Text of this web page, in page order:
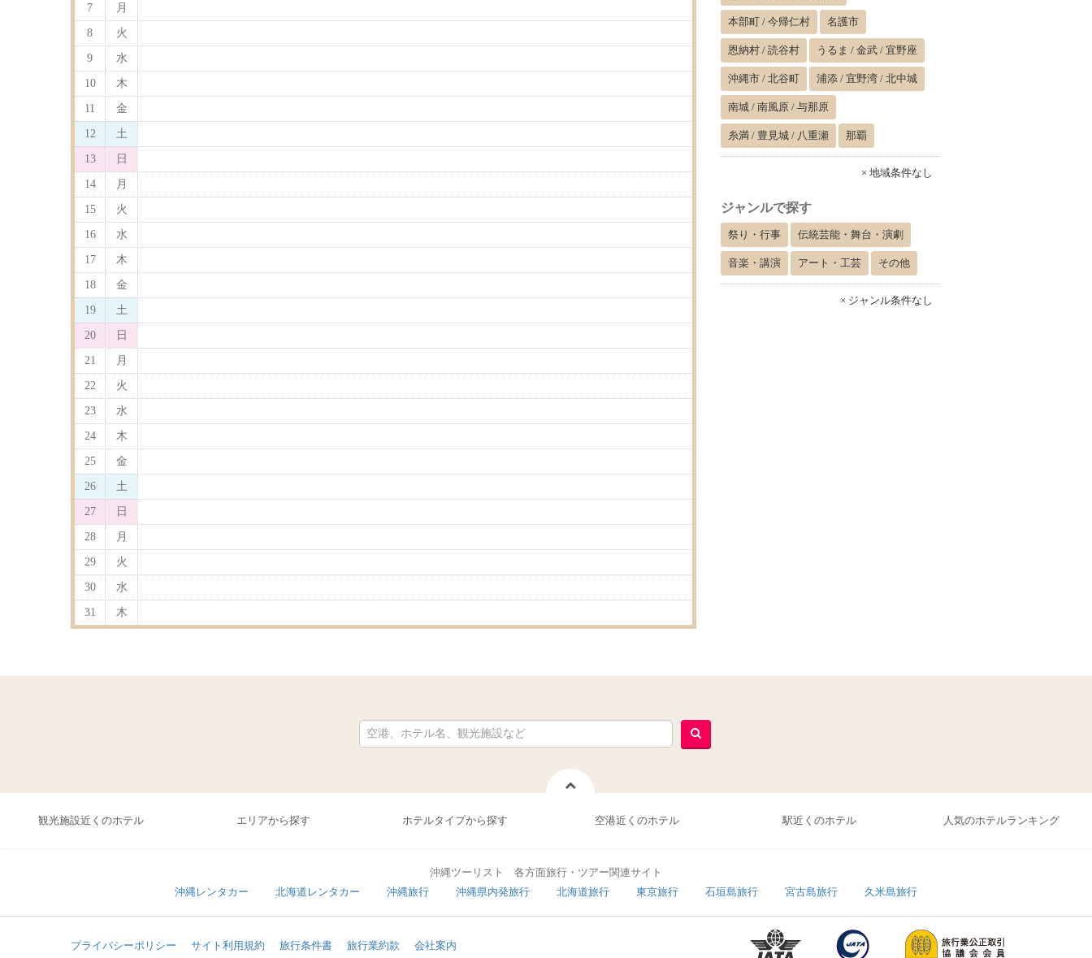
7 月
8 火
9 水
10 木
11 金
12 土
13 日
14 月
15 火
16 水
17 木
18 金
19 土
20 日
21 月
22 火
23 水
24 木
25 金
26 土
27 日
28 月
29 火
30 水
31 木
本部町 / 今帰仁村 名護市
恩納村 / 読谷村 うるま / 金武 / 宜野座
沖縄市 / 北谷町 浦添 / 宜野湾 / 北中城
南城 / 南風原 / 与那原
糸満 / 豊見城 / 八重瀬 那覇
× 地域条件なし
ジャンルで探す
祭り・行事 伝統芸能・舞台・演劇
音楽・講演 アート・工芸 その他
× ジャンル条件なし
観光施設近くのホテル エリアから探す ホテルタイプから探す 空港近くのホテル 駅近くのホテル 人気のホテルランキング
沖縄ツーリスト 各方面旅行・ツアー関連サイト
沖縄レンタカー
北海道レンタカー 沖縄旅行 沖縄県内発旅行 北海道旅行 東京旅行 石垣島旅行 宮古島旅行 久米島旅行
プライバシーポリシー サイト利用規約 旅行条件書 旅行業約款 会社案内